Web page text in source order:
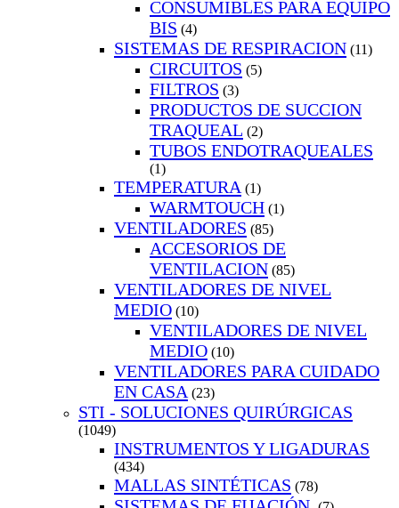
CONSUMIBLES PARA EQUIPO
BIS (4)
SISTEMAS DE RESPIRACION (11)
CIRCUITOS (5)
FILTROS (3)
PRODUCTOS DE SUCCION
TRAQUEAL (2)
TUBOS ENDOTRAQUEALES
(1)
TEMPERATURA (1)
WARMTOUCH (1)
VENTILADORES (85)
ACCESORIOS DE
VENTILACION (85)
VENTILADORES DE NIVEL
MEDIO (10)
VENTILADORES DE NIVEL
MEDIO (10)
VENTILADORES PARA CUIDADO
EN CASA (23)
STI - SOLUCIONES QUIRÚRGICAS
(1049)
INSTRUMENTOS Y LIGADURAS
(434)
MALLAS SINTÉTICAS (78)